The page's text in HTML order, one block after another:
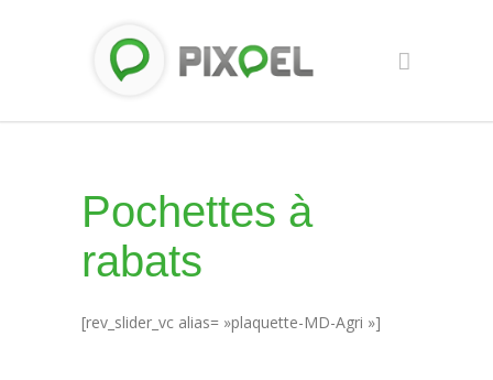
Pochettes à
rabats
[rev_slider_vc alias= »plaquette-MD-Agri »]